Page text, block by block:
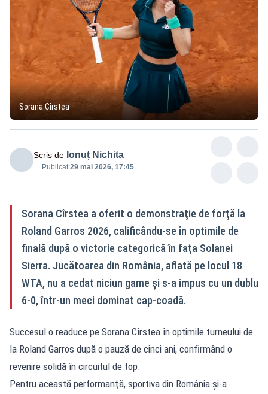
Sorana Cîrstea
Scris de Ionuț Nichita
Publicat:29 mai 2026, 17:45
Sorana Cîrstea a oferit o demonstraţie de forţă la
Roland Garros 2026, calificându-se în optimile de
finală după o victorie categorică în faţa Solanei
Sierra. Jucătoarea din România, aflată pe locul 18
WTA, nu a cedat niciun game şi s-a impus cu un dublu
6-0, într-un meci dominat cap-coadă.
Succesul o readuce pe Sorana Cîrstea în optimile turneului de
la Roland Garros după o pauză de cinci ani, confirmând o
revenire solidă în circuitul de top.
Pentru această performanţă, sportiva din România şi-a